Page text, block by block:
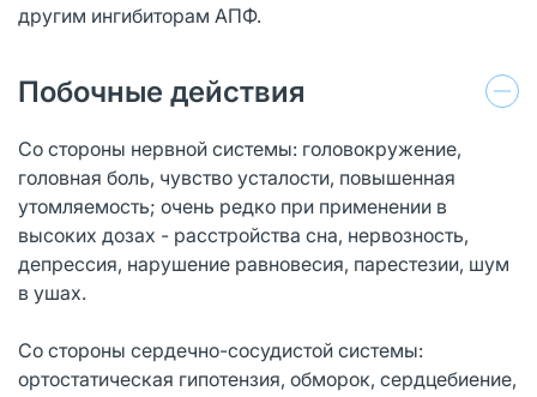
другим ингибиторам АПФ.
Побочные действия
Со стороны нервной системы: головокружение,
головная боль, чувство усталости, повышенная
утомляемость; очень редко при применении в
высоких дозах - расстройства сна, нервозность,
депрессия, нарушение равновесия, парестезии, шум
в ушах.
Со стороны сердечно-сосудистой системы:
ортостатическая гипотензия, обморок, сердцебиение,